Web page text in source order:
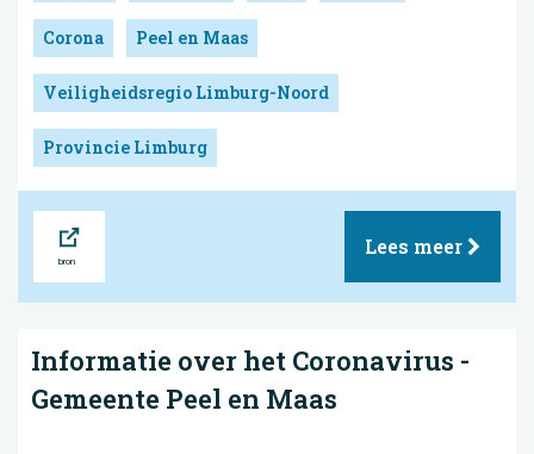
Corona Peel en Maas
Veiligheidsregio Limburg-Noord
Provincie Limburg
Lees meer
Informatie over het Coronavirus -
Gemeente Peel en Maas